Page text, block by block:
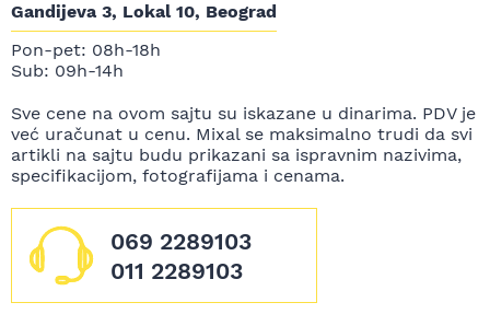
Gandijeva 3, Lokal 10, Beograd
Pon-pet: 08h-18h
Sub: 09h-14h
Sve cene na ovom sajtu su iskazane u dinarima. PDV je
već uračunat u cenu. Mixal se maksimalno trudi da svi
artikli na sajtu budu prikazani sa ispravnim nazivima,
specifikacijom, fotografijama i cenama.
069 2289103
011 2289103